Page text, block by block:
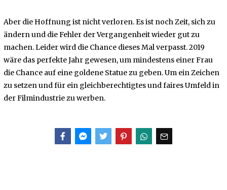
Aber die Hoffnung ist nicht verloren. Es ist noch Zeit, sich zu
ändern und die Fehler der Vergangenheit wieder gut zu
machen. Leider wird die Chance dieses Mal verpasst. 2019
wäre das perfekte Jahr gewesen, um mindestens einer Frau
die Chance auf eine goldene Statue zu geben. Um ein Zeichen
zu setzen und für ein gleichberechtigtes und faires Umfeld in
der Filmindustrie zu werben.